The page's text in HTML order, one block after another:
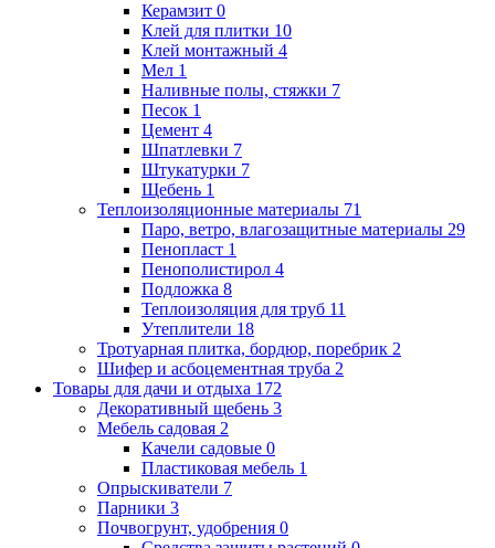
Керамзит 0
Клей для плитки 10
Клей монтажный 4
Мел 1
Наливные полы, стяжки 7
Песок 1
Цемент 4
Шпатлевки 7
Штукатурки 7
Щебень 1
Теплоизоляционные материалы 71
Паро, ветро, влагозащитные материалы 29
Пенопласт 1
Пенополистирол 4
Подложка 8
Теплоизоляция для труб 11
Утеплители 18
Тротуарная плитка, бордюр, поребрик 2
Шифер и асбоцементная труба 2
Товары для дачи и отдыха 172
Декоративный щебень 3
Мебель садовая 2
Качели садовые 0
Пластиковая мебель 1
Опрыскиватели 7
Парники 3
Почвогрунт, удобрения 0